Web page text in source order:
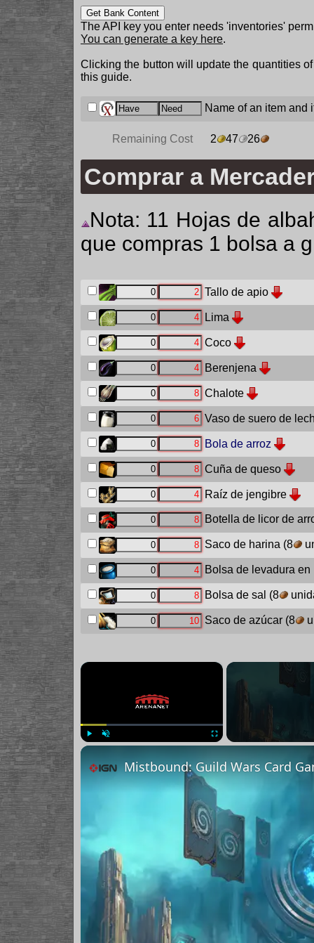
Get Bank Content
The API key you enter needs 'inventories'
You can generate a key here.
Clicking the button will update the quantities
this guide.
Name of an item and
Remaining Cost 2 47 26
Comprar a
Nota: 11 Hojas de
que compras 1 bolsa a
Tallo de apio
Lima
Coco
Berenjena
Chalote
Vaso de suero de
Bola de arroz
Cuña de queso
Raíz de jengibre
Botella de licor de
Saco de harina (8
Bolsa de levadura en
Bolsa de sal (8
Saco de azúcar(8
×
Mistbound: Guild Wars Card